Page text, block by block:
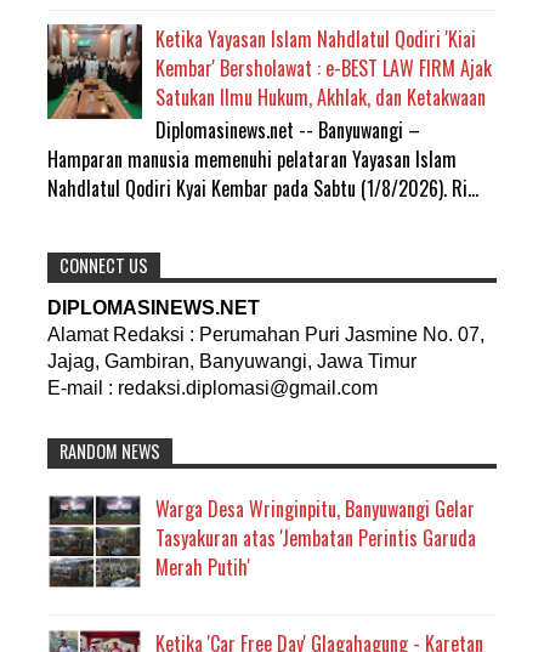
Ketika Yayasan Islam Nahdlatul Qodiri 'Kiai
Kembar' Bersholawat : e-BEST LAW FIRM Ajak
Satukan Ilmu Hukum, Akhlak, dan Ketakwaan
Diplomasinews.net -- Banyuwangi –
Hamparan manusia memenuhi pelataran Yayasan Islam
Nahdlatul Qodiri Kyai Kembar pada Sabtu (1/8/2026). Ri...
CONNECT US
DIPLOMASINEWS.NET
Alamat Redaksi : Perumahan Puri Jasmine No. 07,
Jajag, Gambiran, Banyuwangi, Jawa Timur
E-mail : redaksi.diplomasi@gmail.com
RANDOM NEWS
Warga Desa Wringinpitu, Banyuwangi Gelar
Tasyakuran atas 'Jembatan Perintis Garuda
Merah Putih'
Ketika 'Car Free Day' Glagahagung - Karetan